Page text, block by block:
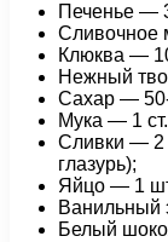
Печенье —
Сливочное
Клюква —
Нежный
Сахар —
Мука — 1
Сливки — 2
глазурь);
Яйцо — 1
Ванильный
Белый